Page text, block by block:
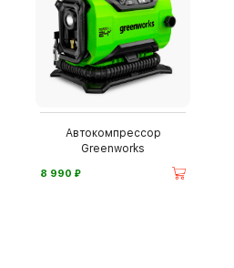
Автокомпрессор
Greenworks
8 990 ⃏